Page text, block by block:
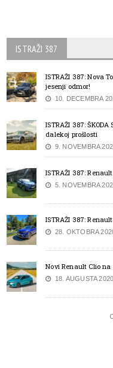
ISTRAŽI 387
ISTRAŽI 387: Nova
jesenji odmor!
10. DECEMBRA
ISTRAŽI 387:
dalekoj prošlosti
9. NOVEMBRA
ISTRAŽI 387:
5. NOVEMBRA
ISTRAŽI 387:
28. OKTOBRA
Novi Renault Clio
18. AUGUSTA 2020.